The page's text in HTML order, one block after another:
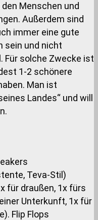
Menschen und
Außerdem sind
immer eine gute
sein und nicht
Für solche Zwecke ist
1-2 schönere
Man ist
Landes“ und will
Teva-Stil)
für draußen, 1x fürs
Unterkunft, 1x für
Flip Flops